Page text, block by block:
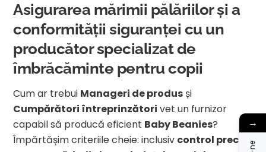
Asigurarea mărimii pălăriilor și a
conformității siguranței cu un
producător specializat de
îmbrăcăminte pentru copii
Cum ar trebui Manageri de produs și
Cumpărători întreprinzători vet un furnizor
capabil să producă eficient Baby Beanies?
Împărtășim criteriile cheie: inclusiv control precis
→